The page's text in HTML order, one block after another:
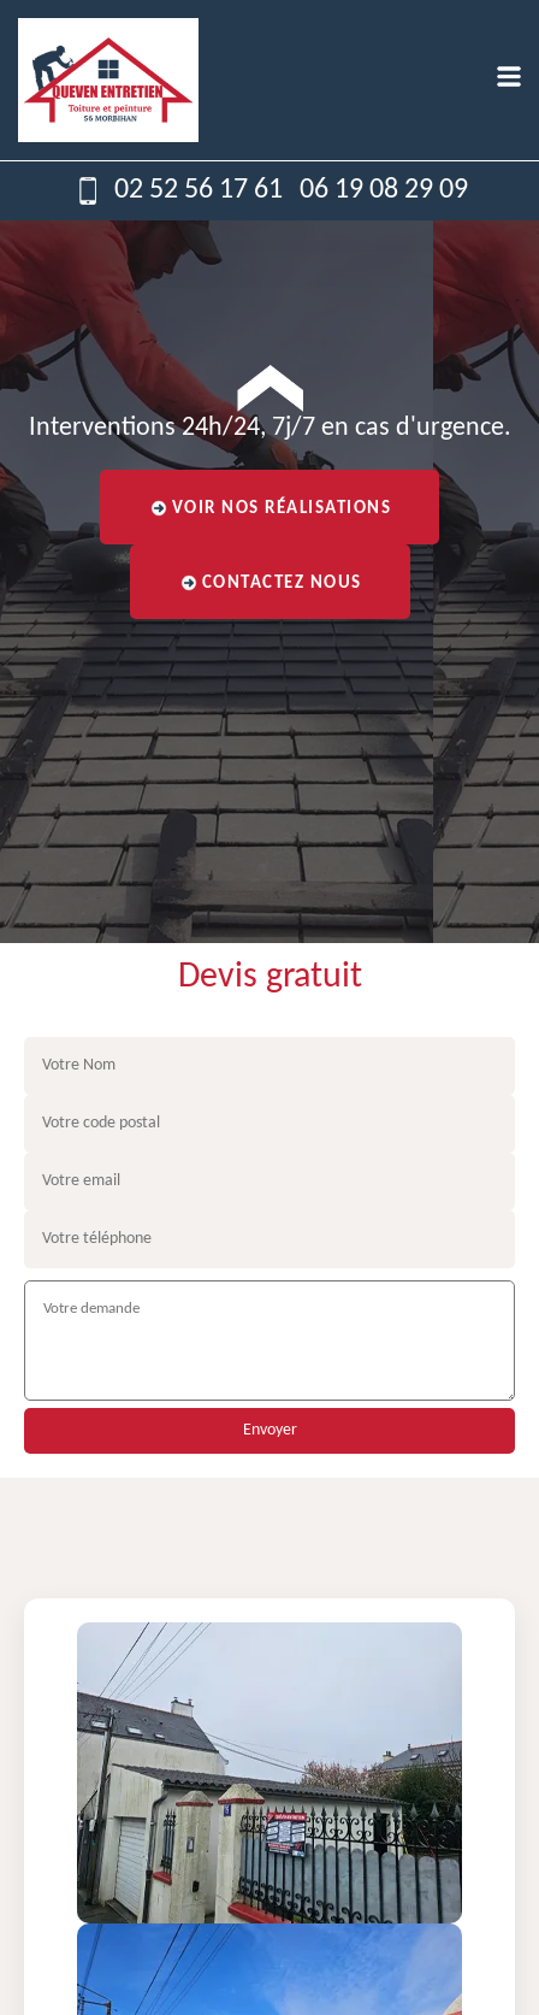
02 52 56 17 61 06 19 08 29 09
Interventions 24h/24, 7j/7 en cas d'urgence.
VOIR NOS RÉALISATIONS
CONTACTEZ NOUS
Devis gratuit